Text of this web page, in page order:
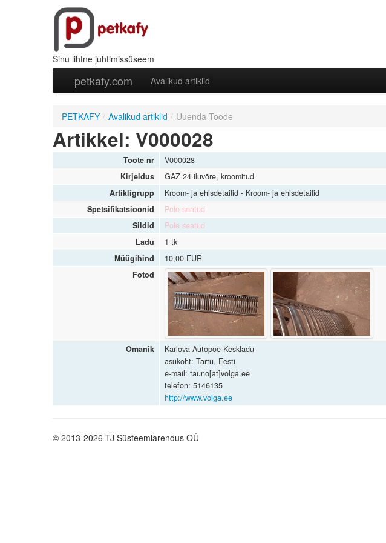
Sinu lihtne juhtimissüseem
petkafy.com Avalikud artiklid
PETKAFY / Avalikud artiklid / Uuenda Toode
Artikkel: V000028
Toote nr
V000028
Kirjeldus
GAZ 24 iluvõre, kroomitud
Artikligrupp
Kroom- ja ehisdetailid - Kroom- ja ehisdetailid
Spetsifikatsioonid
Pole seatud
Sildid
Pole seatud
Ladu
1 tk
Müügihind
10,00 EUR
Fotod
Omanik
Karlova Autopoe Keskladu
asukoht: Tartu, Eesti
e-mail: tauno[at]volga.ee
telefon: 5146135
http://www.volga.ee
© 2013-2026 TJ Süsteemiarendus OÜ